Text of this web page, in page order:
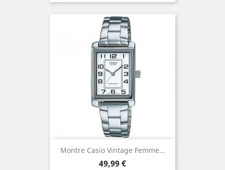
Montre Casio Vintage Femme...
Prix
49,99 €